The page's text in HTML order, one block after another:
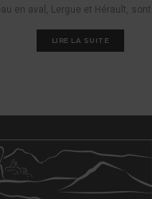
en aval, Lergue et Hérault, sont
LIRE LA SUITE